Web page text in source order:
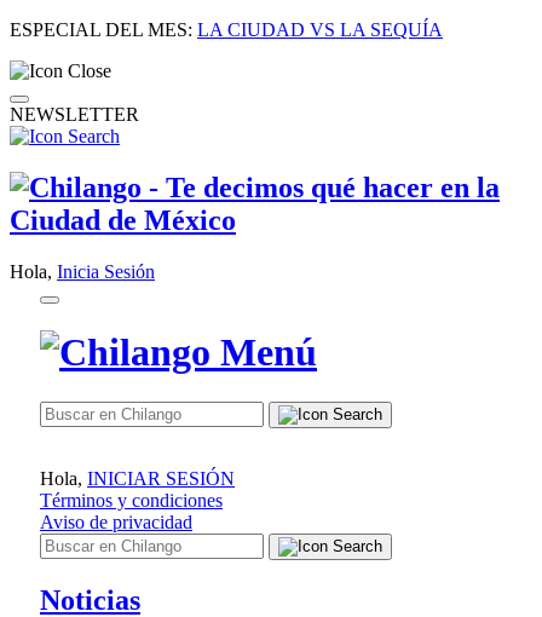
ESPECIAL DEL MES: LA CIUDAD VS LA SEQUÍA
NEWSLETTER
Hola, Inicia Sesión
Hola, INICIAR SESIÓN
Términos y condiciones
Aviso de privacidad
Noticias